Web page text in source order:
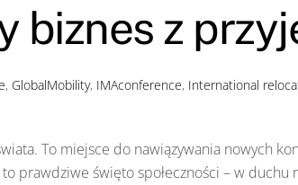
biznes z
, GlobalMobility, IMAconference, International
To miejsce do nawiązywania nowych
prawdziwe święto społeczności – w duchu